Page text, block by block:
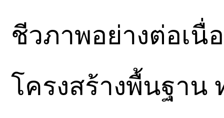
ชีวภาพอย่างต่อเนื่
โครงสร้างพื้นฐาน